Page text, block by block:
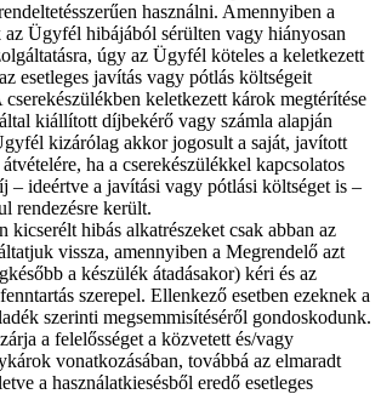
használni. Amennyiben a
az Ügyfél hibájából sérülten vagy hiányosan
úgy az Ügyfél köteles a keletkezett
esetleges javítás vagy pótlás költségeit
keletkezett károk megtérítése
kiállított díjbekérő vagy számla alapján
kizárólag akkor jogosult a saját, javított
ha a cserekészülékkel kapcsolatos
– ideértve a javítási vagy pótlási költséget is –
rendezésre került.
kicserélt hibás alkatrészeket csak abban az
vissza, amennyiben a Megrendelő azt
a készülék átadásakor) kéri és az
szerepel. Ellenkező esetben ezeknek a
szerinti megsemmisítéséről gondoskodunk.
a felelősséget a közvetett és/vagy
vonatkozásában, továbbá az elmaradt
a használatkiesésből eredő esetleges